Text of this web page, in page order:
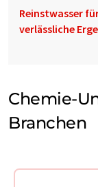
Reinstwasser
verlässliche
Chemie-
Branchen